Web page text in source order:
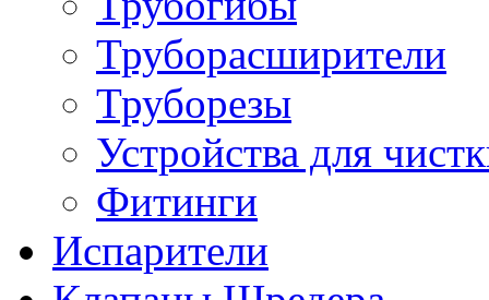
Труборасширители
Труборезы
Устройства для
Фитинги
Испарители